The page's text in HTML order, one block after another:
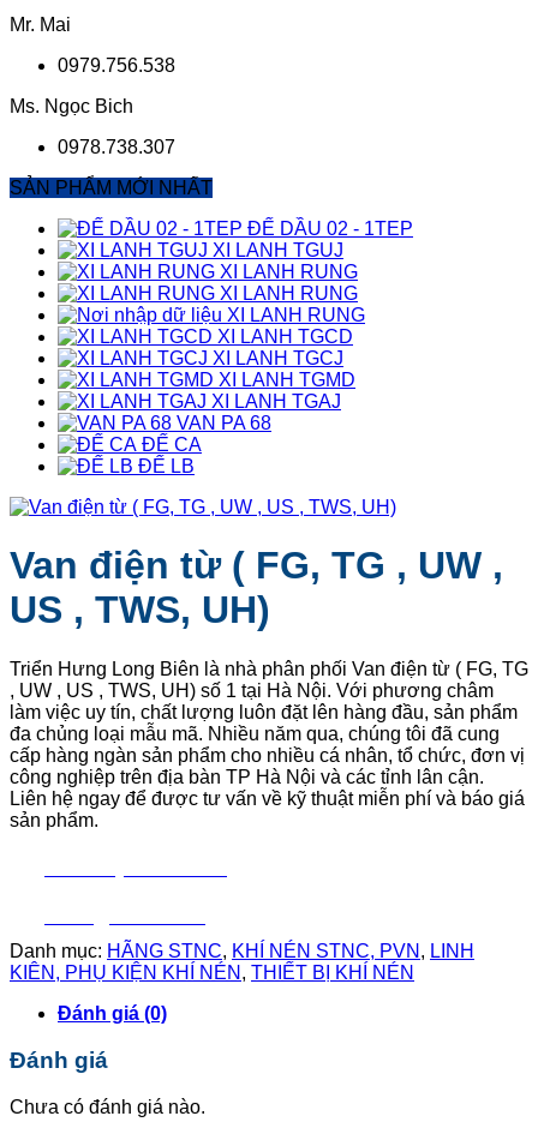
Mr. Mai
0979.756.538
Ms. Ngọc Bich
0978.738.307
SẢN PHẨM MỚI NHẤT
ĐẾ DẦU 02 - 1TEP
XI LANH TGUJ
XI LANH RUNG
XI LANH RUNG
XI LANH RUNG
XI LANH TGCD
XI LANH TGCJ
XI LANH TGMD
XI LANH TGAJ
VAN PA 68
ĐẾ CA
ĐẾ LB
Van điện từ ( FG, TG , UW ,
US , TWS, UH)
Triển Hưng Long Biên là nhà phân phối Van điện từ ( FG, TG
, UW , US , TWS, UH) số 1 tại Hà Nội. Với phương châm
làm việc uy tín, chất lượng luôn đặt lên hàng đầu, sản phẩm
đa chủng loại mẫu mã. Nhiều năm qua, chúng tôi đã cung
cấp hàng ngàn sản phẩm cho nhiều cá nhân, tổ chức, đơn vị
công nghiệp trên địa bàn TP Hà Nội và các tỉnh lân cận.
Liên hệ ngay để được tư vấn về kỹ thuật miễn phí và báo giá
sản phẩm.
Danh mục: HÃNG STNC, KHÍ NÉN STNC, PVN , LINH
KIÊN, PHỤ KIỆN KHÍ NÉN , THIẾT BỊ KHÍ NÉN
Đánh giá (0)
Đánh giá
Chưa có đánh giá nào.